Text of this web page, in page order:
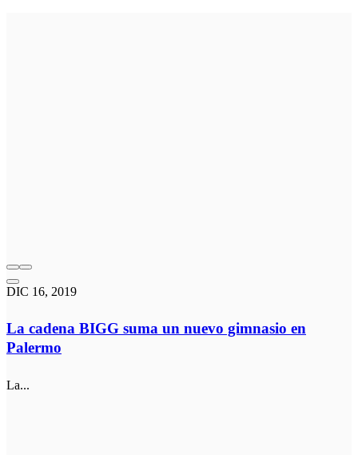
DIC 16, 2019
La cadena BIGG suma un nuevo gimnasio en
Palermo
La...